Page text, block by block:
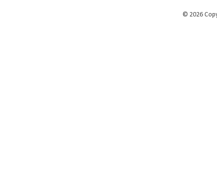
© 2026